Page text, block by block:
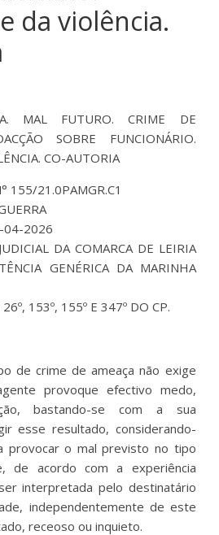
da violência.
MAL FUTURO. CRIME DE
SOBRE FUNCIONÁRIO.
CO-AUTORIA
155/21.0PAMGR.C1
04-2026
DA COMARCA DE LEIRIA
GENÉRICA DA MARINHA
153º, 155º E 347º DO CP.
de crime de ameaça não exige
provoque efectivo medo,
bastando-se com a sua
esse resultado, considerando-
provocar o mal previsto no tipo
de acordo com a experiência
interpretada pelo destinatário
independentemente de este
receoso ou inquieto.